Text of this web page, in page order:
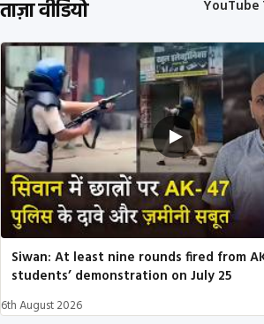
ताज़ा वीडियो YouTube
Siwan: At least nine rounds fired from
students’ demonstration on July 25
6th August 2026